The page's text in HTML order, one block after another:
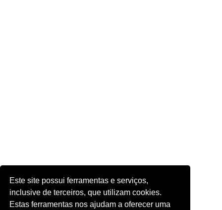
Este site possui ferramentas e serviços,
inclusive de terceiros, que utilizam cookies.
Estas ferramentas nos ajudam a oferecer uma